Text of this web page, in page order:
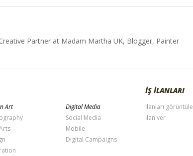
Partner at Madam Martha UK, Blogger, Painter
Art
Digital Media
Social Media
Mobile
Digital Campaigns
İŞ İLANLARI
İlanları görüntüle
İlan ver